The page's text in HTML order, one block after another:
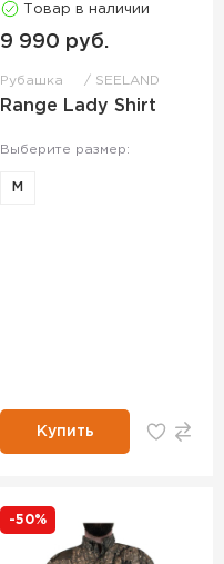
Товар в наличии
9 990 руб.
Рубашка SEELAND
Range Lady Shirt
Выберите размер:
M
Купить
-50%